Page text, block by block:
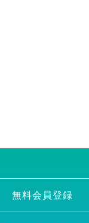
無料会員登録